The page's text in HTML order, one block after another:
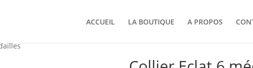
ACCUEIL LA BOUTIQUE A PROPOS